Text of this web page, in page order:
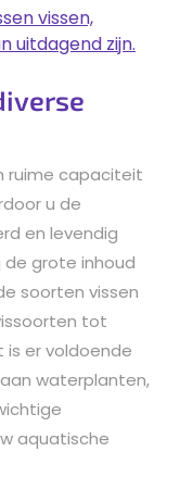
vissen,
uitdagend zijn.
ruime capaciteit
u de
en levendig
de grote inhoud
soorten vissen
tot
is er voldoende
waterplanten,
aquatische